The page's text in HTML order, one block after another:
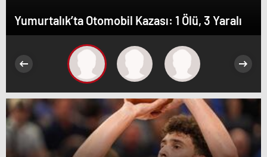
Yumurtalık’ta Otomobil Kazası: 1 Ölü, 3 Yaralı